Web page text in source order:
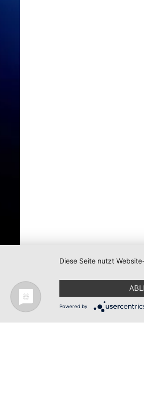
Größere Karte anzeigen
Diese Seite nutzt
Powered by